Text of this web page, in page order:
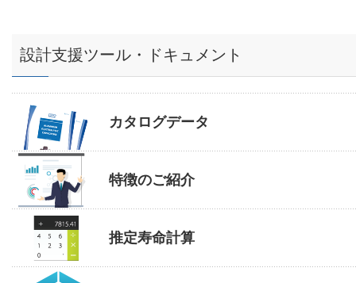
設計支援ツール・ドキュメント
カタログデータ
特徴のご紹介
推定寿命計算